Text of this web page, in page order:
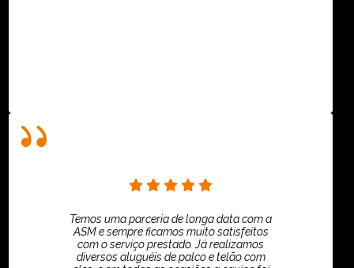
Temos uma parceria de longa data com a
ASM e sempre ficamos muito satisfeitos
com o serviço prestado. Já realizamos
diversos aluguéis de palco e telão com